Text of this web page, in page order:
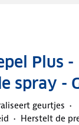
Plus -
spray -
geurtjes
Herstelt de